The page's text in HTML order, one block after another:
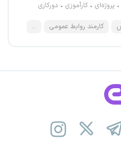
پروژه‌ای کارآموزی دورکاری
کارمند روابط عمومی ...